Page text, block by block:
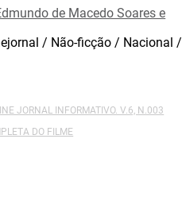
de Macedo Soares e
/ Não-ficção / Nacional /
JORNAL INFORMATIVO. V.6, N.003
DO FILME